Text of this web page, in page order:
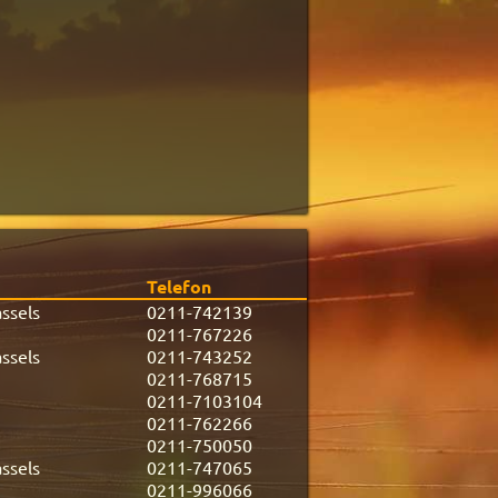
Telefon
0211-742139
0211-767226
0211-743252
0211-768715
0211-7103104
0211-762266
0211-750050
0211-747065
0211-996066